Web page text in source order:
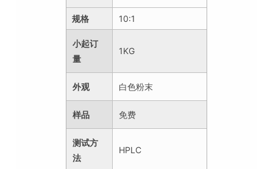
规格 10:1
小起订
量
1KG
外观 白色粉末
样品 免费
测试方
法
HPLC